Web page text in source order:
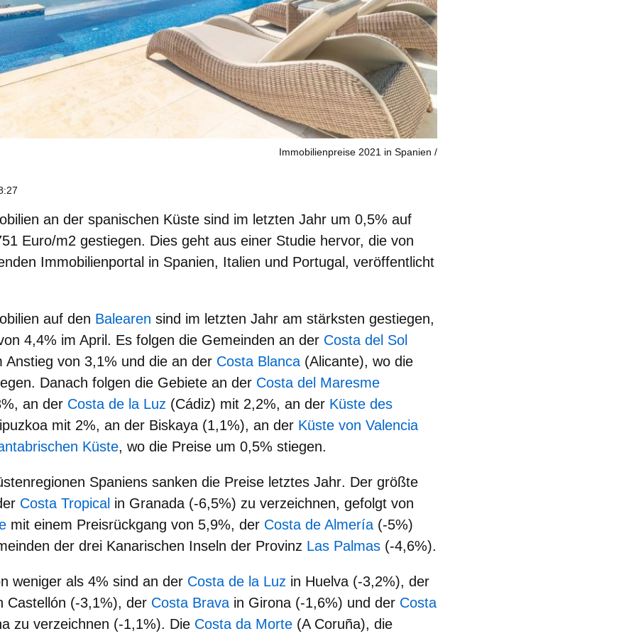
Immobilienpreise 2021 in Spanien
an der spanischen Küste sind im letzten Jahr um 0,5% auf
Euro/m2 gestiegen. Dies geht aus einer Studie hervor, die von
Immobilienportal in Spanien, Italien und Portugal, veröffentlicht
auf den Balearen sind im letzten Jahr am stärksten gestiegen,
4,4% im April. Es folgen die Gemeinden an der Costa del Sol
Anstieg von 3,1% und die an der Costa Blanca (Alicante), wo die
Danach folgen die Gebiete an der Costa del Maresme
an der Costa de la Luz (Cádiz) mit 2,2%, an der Küste des
mit 2%, an der Biskaya (1,1%), an der Küste von Valencia
Küste, wo die Preise um 0,5% stiegen.
Spaniens sanken die Preise letztes Jahr. Der größte
Costa Tropical in Granada (-6,5%) zu verzeichnen, gefolgt von
mit einem Preisrückgang von 5,9%, der Costa de Almería (-5%)
der drei Kanarischen Inseln der Provinz Las Palmas (-4,6%).
weniger als 4% sind an der Costa de la Luz in Huelva (-3,2%), der
Castellón (-3,1%), der Costa Brava in Girona (-1,6%) und der Costa
zu verzeichnen (-1,1%). Die Costa da Morte (A Coruña), die